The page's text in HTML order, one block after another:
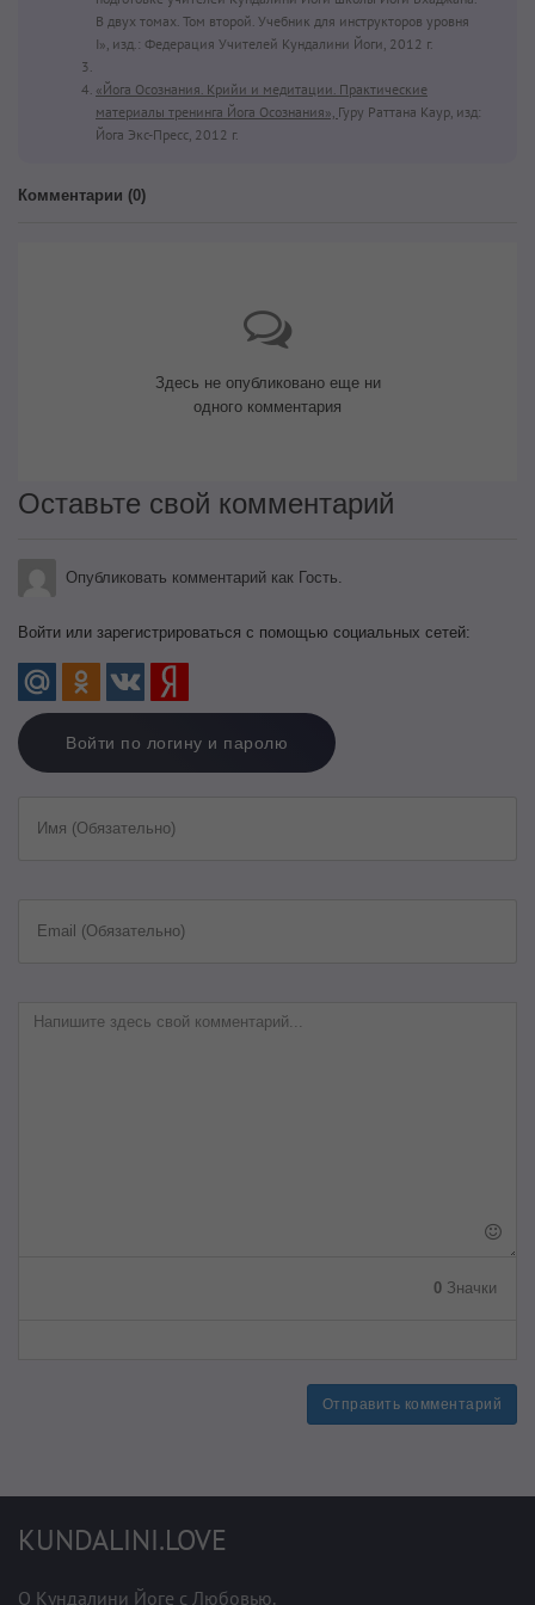
В двух томах. Том второй. Учебник для инструкторов уровня
I», изд.: Федерация Учителей Кундалини Йоги, 2012 г.
«Йога Осознания. Крийи и медитации. Практические
материалы тренинга Йога Осознания», Гуру Раттана Каур, изд:
Йога Экс-Пресс, 2012 г.
Комментарии (0)
Здесь не опубликовано еще ни
одного комментария
Оставьте свой комментарий
Опубликовать комментарий как Гость.
Войти или зарегистрироваться с помощью социальных сетей:
Войти по логину и паролю
Имя (Обязательно)
Email (Обязательно)
0 Значки
Отправить комментарий
KUNDALINI.LOVE
О Кундалини Йоге с Любовью.